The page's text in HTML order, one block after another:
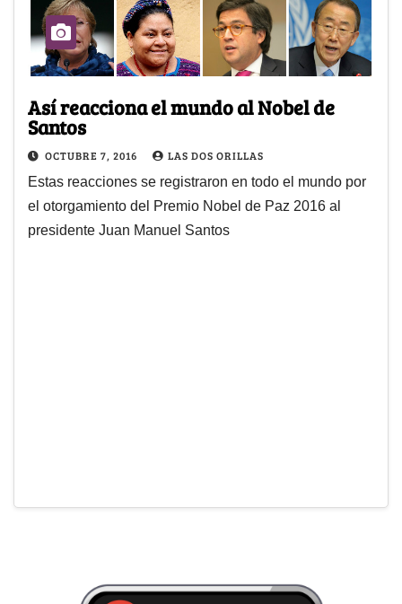
Así reacciona el mundo al Nobel de
Santos
OCTUBRE 7, 2016 LAS DOS ORILLAS
Estas reacciones se registraron en todo el mundo por
el otorgamiento del Premio Nobel de Paz 2016 al
presidente Juan Manuel Santos